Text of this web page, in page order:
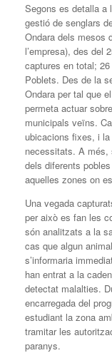
Segons es detalla a
gestió de senglars
Ondara dels mesos
l’empresa), des del
captures en total;
Poblets. Des de la
Ondara per tal que
permeta actuar
municipals veïns.
ubicacions fixes, i
necessitats. A més,
dels diferents
aquelles zones on
Una vegada
per això es fan les
són analitzats a la
cas que algun
s’informaria
han entrat a la
detectat malalties.
encarregada del
estudiant la zona
tramitar les
paranys.